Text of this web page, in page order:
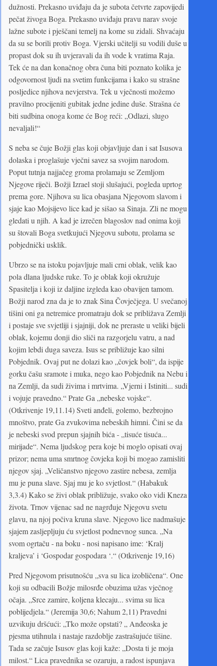
dužnosti. Prekasno uviđaju da je subota četvrte zapovijedi
pečat živoga Boga. Prekasno uviđaju pravu narav svoje
lažne subote i pješčani temelj na kome su zidali. Shvaćaju
da su se borili protiv Boga. Vjerski učitelji su vodili duše u
propast dok su ih uvjeravali da ih vode k vratima Raja.
Tek će na dan konačnog obra čuna biti poznato kolika je
odgovornost ljudi na svetim funkcijama i kako su strašne
posljedice njihova nevjerstva. Tek u vječnosti možemo
pravilno procijeniti gubitak jedne jedine duše. Strašna će
biti sudbina onoga kome će Bog reći: „Odlazi, slugo
nevaljali!“
S neba se čuje Božji glas koji objavljuje dan i sat Isusova
dolaska i proglašuje vječni savez sa svojim narodom.
Poput tutnja najjačeg groma prolamaju se Zemljom
Njegove riječi. Božji Izrael stoji slušajući, pogleda uprtog
prema gore. Njihova su lica obasjana Njegovom slavom i
sjaje kao Mojsijevo lice kad je sišao sa Sinaja. Zli ne mogu
gledati u njih. A kad je izrečen blagoslov nad onima koji
su štovali Boga svetkujući Njegovu subotu, prolama se
pobjednički usklik.
Ubrzo se na istoku pojavljuje mali crni oblak, velik kao
pola dlana ljudske ruke. To je oblak koji okružuje
Spasitelja i koji iz daljine izgleda kao obavijen tamom.
Božji narod zna da je to znak Sina Čovječjega. U svečanoj
tišini oni ga netremice promatraju dok se približava Zemlji
i postaje sve svjetliji i sjajniji, dok ne preraste u veliki bijeli
oblak, kojemu donji dio sliči na razgorjelu vatru, a nad
kojim lebdi duga saveza. Isus se približuje kao silni
Pobjednik. Ovaj put ne dolazi kao „čovjek boli“, da ispije
gorku čašu sramote i muka, nego kao Pobjednik na Nebu i
na Zemlji, da sudi živima i mrtvima. „Vjerni i Istiniti... sudi
i vojuje pravedno.“ Prate Ga „nebeske vojske“.
(Otkrivenje 19,11.14) Sveti anđeli, golemo, bezbrojno
mnoštvo, prate Ga zvukovima nebeskih himni. Čini se da
je nebeski svod prepun sjajnih bića - „tisuće tisuća...
mirijade“. Nema ljudskog pera koje bi moglo opisati ovaj
prizor; nema uma smrtnog čovjeka koji bi mogao zamisliti
njegov sjaj. „Veličanstvo njegovo zastire nebesa, zemlja
mu je puna slave. Sjaj mu je ko svjetlost.“ (Habakuk
3,3.4) Kako se živi oblak približuje, svako oko vidi Kneza
života. Trnov vijenac sad ne nagrđuje Njegovu svetu
glavu, na njoj počiva kruna slave. Njegovo lice nadmašuje
sjajem zasljepljuju ću svjetlost podnevnog sunca. „Na
svom ogrtaču - na boku - nosi napisano ime: ‘Kralj
kraljeva’ i ‘Gospodar gospodara ‘.“ (Otkrivenje 19,16)
Pred Njegovom prisutnošću „sva su lica izobličena“. One
koji su odbacili Božje milosrđe obuzima užas vječnog
očaja. „Srce zamire, koljena klecaju... svima su lica
poblijedjela.“ (Jeremija 30,6; Nahum 2,11) Pravedni
uzvikuju dršćući: „Tko može opstati? „ Anđeoska je
pjesma utihnula i nastaje razdoblje zastrašujuće tišine.
Tada se začuje Isusov glas koji kaže: „Dosta ti je moja
milost.“ Lica pravednika se ozaruju, a radost ispunjava